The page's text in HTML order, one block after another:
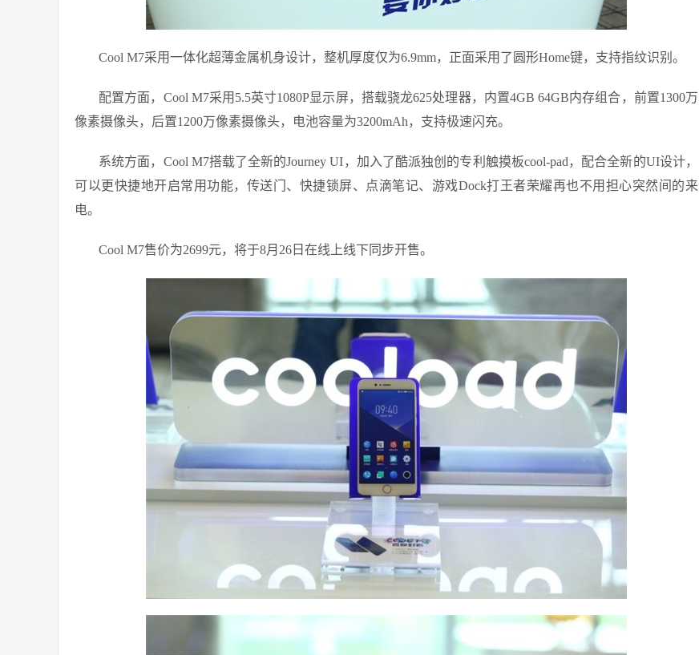
Cool M7采用一体化超薄金属机身设计，整机厚度仅为6.9mm，正面采用了圆形Home键，支持指纹识别。
配置方面，Cool M7采用5.5英寸1080P显示屏，搭载骁龙625处理器，内置4GB 64GB内存组合，前置1300万
像素摄像头，后置1200万像素摄像头，电池容量为3200mAh，支持极速闪充。
系统方面，Cool M7搭载了全新的Journey UI，加入了酷派独创的专利触摸板cool-pad，配合全新的UI设计，
可以更快捷地开启常用功能，传送门、快捷锁屏、点滴笔记、游戏Dock打王者荣耀再也不用担心突然间的来
电。
Cool M7售价为2699元，将于8月26日在线上线下同步开售。